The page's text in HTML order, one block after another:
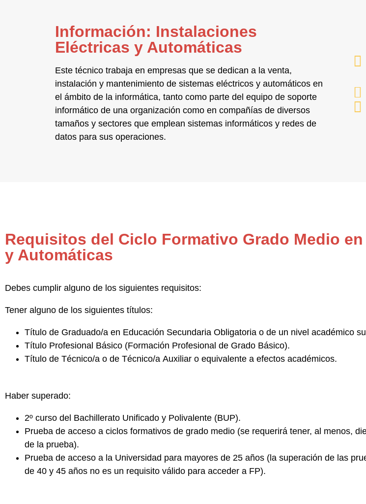
Información: Instalaciones
Eléctricas y Automáticas
Este técnico trabaja en empresas que se dedican a la venta,
instalación y mantenimiento de sistemas eléctricos y automáticos en
el ámbito de la informática, tanto como parte del equipo de soporte
informático de una organización como en compañías de diversos
tamaños y sectores que emplean sistemas informáticos y redes de
datos para sus operaciones.
Requisitos del Ciclo Formativo Grado Medio
y Automáticas
Debes cumplir alguno de los siguientes requisitos:
Tener alguno de los siguientes títulos:
Título de Graduado/a en Educación Secundaria Obligatoria o de un nivel académico
Título Profesional Básico (Formación Profesional de Grado Básico).
Título de Técnico/a o de Técnico/a Auxiliar o equivalente a efectos académicos.
Haber superado:
2º curso del Bachillerato Unificado y Polivalente (BUP).
Prueba de acceso a ciclos formativos de grado medio (se requerirá tener, al menos,
de la prueba).
Prueba de acceso a la Universidad para mayores de 25 años (la superación de las
de 40 y 45 años no es un requisito válido para acceder a FP).